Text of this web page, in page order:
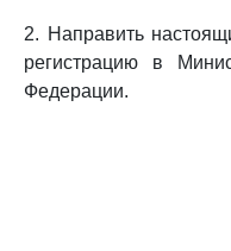
2. Направить
регистрацию в
Федерации.